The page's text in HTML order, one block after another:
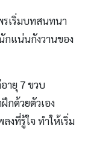
เริ่มบทสนทนา
กแน่นกังวานของ
ายุ 7 ขวบ
กด้วยตัวเอง
งที่รู้ใจ ทำให้เริ่ม